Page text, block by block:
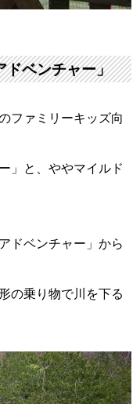
ドベンチャー」
ファミリーキッズ向
」と、ややマイルド
ドベンチャー」から
の乗り物で川を下る